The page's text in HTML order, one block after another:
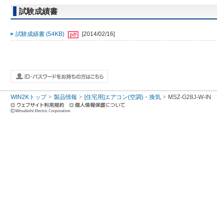
試験成績書
試験成績書 (54KB) [2014/02/16]
WIN2Kトップ 製品情報 [住宅用]エアコン(空調)・換気 MSZ-G28J-W-IN